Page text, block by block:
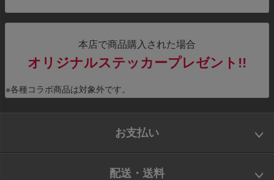
本店で商品購入された場合
オリジナルステッカープレゼント!!
※各種コラボ商品は対象外です。
お支払い
配送・送料